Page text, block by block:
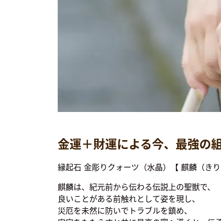
金運＋財運による今、最強の
縁起石 金彫りクォーツ（水晶）
【 麒麟（き
麒麟は、紀元前から伝わる伝説上の聖獣で、
良いことがある前触れとして姿を現し、
災厄を未然に防いでトラブルを鎮め、